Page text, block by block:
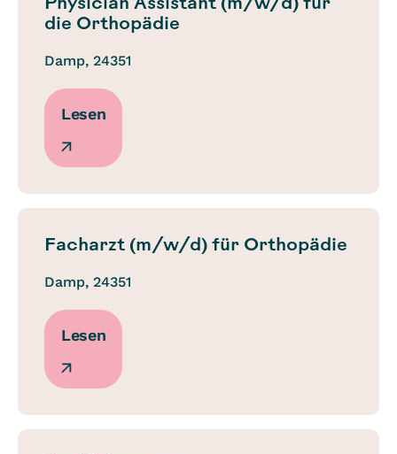
die Orthopädie
Damp, 24351
Lesen
Facharzt (m/w/d) für Orthopädie
Damp, 24351
Lesen